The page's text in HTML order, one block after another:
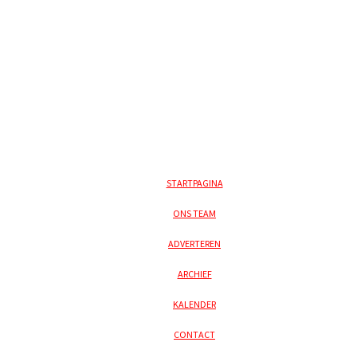
STARTPAGINA
ONS TEAM
ADVERTEREN
ARCHIEF
KALENDER
CONTACT